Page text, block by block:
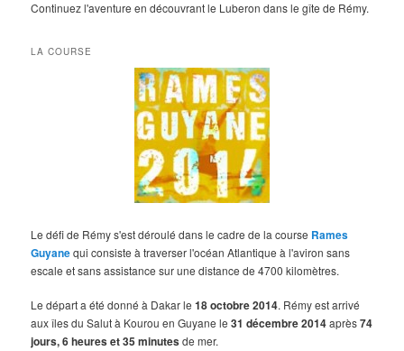
Continuez l'aventure en découvrant le Luberon dans le gîte de Rémy.
LA COURSE
Le défi de Rémy s'est déroulé dans le cadre de la course Rames
Guyanequi consiste à traverser l'océan Atlantique à l'aviron sans
escale et sans assistance sur une distance de 4700 kilomètres.
Le départ a été donné à Dakar le18 octobre 2014. Rémy est arrivé
aux îles du Salut à Kourou en Guyane le31 décembre 2014après74
jours, 6 heures et 35 minutesde mer.